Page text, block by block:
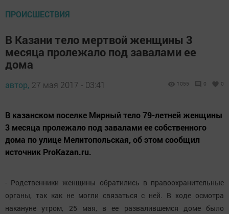
ПРОИСШЕСТВИЯ
В Казани тело мертвой женщины 3
месяца пролежало под завалами ее
дома
автор, 27 мая 2017 - 03:41 1055 0 0
В казанском поселке Мирный тело 79-летней женщины
3 месяца пролежало под завалами ее собственного
дома по улице Мелитопольская, об этом сообщил
источник ProKazan.ru.
- Родственники женщины обратились в правоохранительные
органы, так как не могли связаться с ней. В ходе осмотра
накануне утром, 25 мая, в ее развалившемся доме было